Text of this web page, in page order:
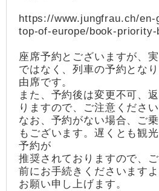
https://www.jungfrau.ch/en-
top-of-europe/book-priority-
座席予約とございますが、
ではなく、列車の予約とな
由席です。
また、予約後は変更不可、
りますので、ご注意ください
なお、予約がない場合、ご
もございます。遅くとも観
予約が
推奨されておりますので、
前にお手続きくださいます
お願い申し上げます。